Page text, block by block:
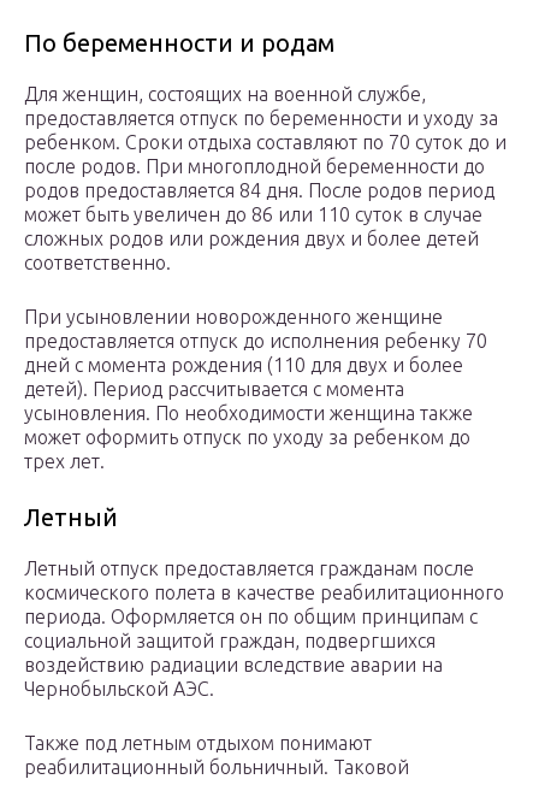
По беременности и родам
Для женщин, состоящих на военной службе,
предоставляется отпуск по беременности и уходу за
ребенком. Сроки отдыха составляют по 70 суток до и
после родов. При многоплодной беременности до
родов предоставляется 84 дня. После родов период
может быть увеличен до 86 или 110 суток в случае
сложных родов или рождения двух и более детей
соответственно.
При усыновлении новорожденного женщине
предоставляется отпуск до исполнения ребенку 70
дней с момента рождения (110 для двух и более
детей). Период рассчитывается с момента
усыновления. По необходимости женщина также
может оформить отпуск по уходу за ребенком до
трех лет.
Летный
Летный отпуск предоставляется гражданам после
космического полета в качестве реабилитационного
периода. Оформляется он по общим принципам с
социальной защитой граждан, подвергшихся
воздействию радиации вследствие аварии на
Чернобыльской АЭС.
Также под летным отдыхом понимают
реабилитационный больничный. Таковой